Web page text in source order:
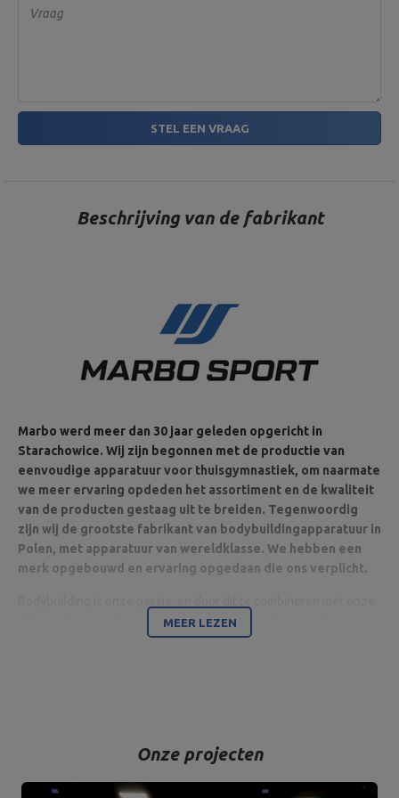
Vraag
STEL EEN VRAAG
Beschrijving van de fabrikant
Marbo werd meer dan 30 jaar geleden opgericht in
Starachowice. Wij zijn begonnen met de productie van
eenvoudige apparatuur voor thuisgymnastiek, om naarmate
we meer ervaring opdeden het assortiment en de kwaliteit
van de producten gestaag uit te breiden. Tegenwoordig
zijn wij de grootste fabrikant van bodybuildingapparatuur in
Polen, met apparatuur van wereldklasse. We hebben een
merk opgebouwd en ervaring opgedaan die ons verplicht.
ultramoderne machines zijn wij in staat apparatuur van de
hoogste kwaliteit te leveren, gemaakt met aandacht voor detail
internetverkoop en klantcontact worden aangestuurd, en van
vertrekken. Op de bedrijfskaart beginnen alle wegen vanuit
MEER LEZEN
Onze projecten